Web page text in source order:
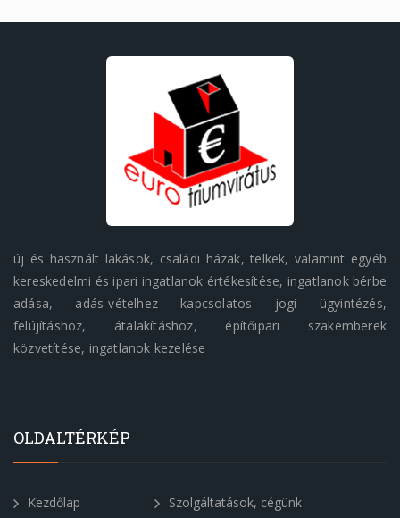
új és használt lakások, családi házak, telkek, valamint egyéb
kereskedelmi és ipari ingatlanok értékesítése, ingatlanok bérbe
adása, adás-vételhez kapcsolatos jogi ügyintézés,
felújításhoz, átalakításhoz, építőipari szakemberek
közvetítése, ingatlanok kezelése
OLDALTÉRKÉP
Kezdőlap Szolgáltatások, cégünk